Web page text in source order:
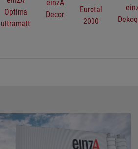
Eurotal
2000
einzA
Dekoquarz
Raumfarbe